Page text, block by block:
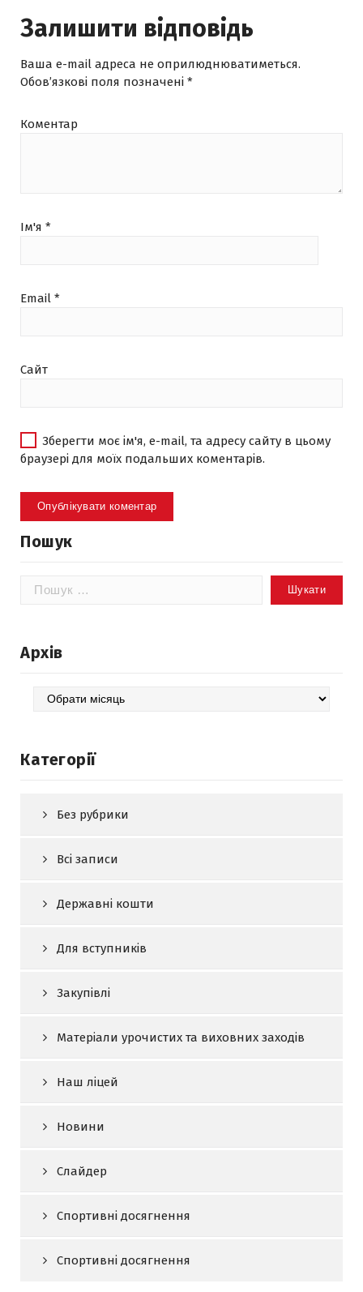
Залишити відповідь
Ваша e-mail адреса не оприлюднюватиметься.
Обов’язкові поля позначені *
Коментар
Ім'я *
Email *
Сайт
Зберегти моє ім'я, e-mail, та адресу сайту в цьому
браузері для моїх подальших коментарів.
Пошук
Пошук:
Архів
Архів
Категорії
Без рубрики
Всі записи
Державні кошти
Для вступників
Закупівлі
Матеріали урочистих та виховних заходів
Наш ліцей
Новини
Слайдер
Спортивні досягнення
Спортивні досягнення